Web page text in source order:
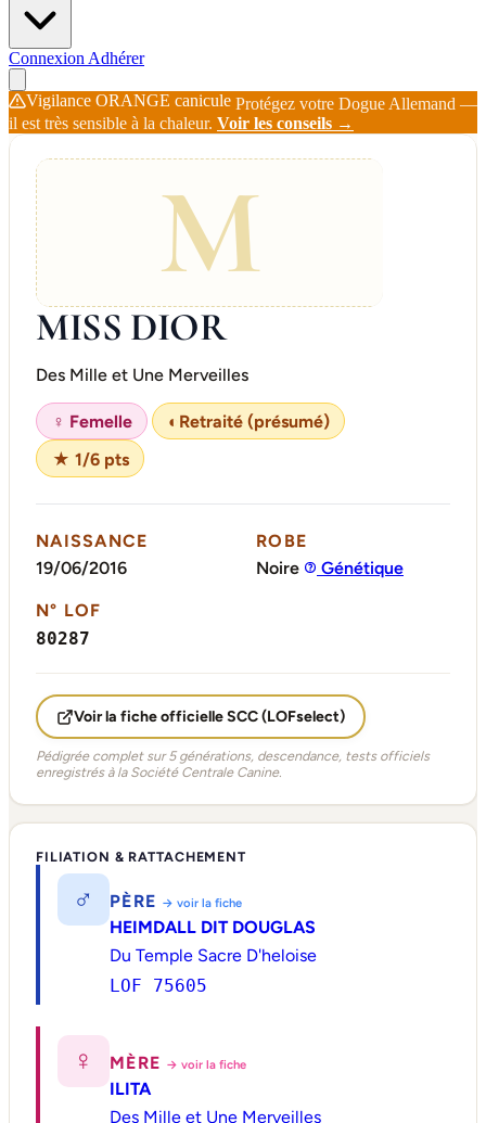
Connexion Adhérer
Vigilance ORANGE canicule Protégez votre Dogue Allemand —
il est très sensible à la chaleur. Voir les conseils →
M
MISS DIOR
Des Mille et Une Merveilles
♀ Femelle ◐ Retraité (présumé)
★ 1/6 pts
NAISSANCE
19/06/2016
ROBE
Noire
Génétique
N° LOF
80287
Voir la fiche officielle SCC (LOFselect)
Pédigrée complet sur 5 générations, descendance, tests officiels
enregistrés à la Société Centrale Canine.
FILIATION & RATTACHEMENT
♂ PÈRE → voir la fiche
HEIMDALL DIT DOUGLAS
Du Temple Sacre D'heloise
LOF 75605
♀ MÈRE → voir la fiche
ILITA
Des Mille et Une Merveilles